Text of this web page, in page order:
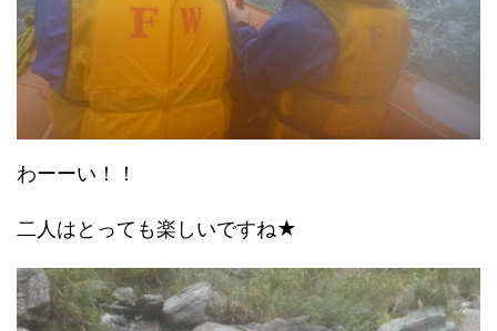
わーーい！！
二人はとっても楽しいですね★